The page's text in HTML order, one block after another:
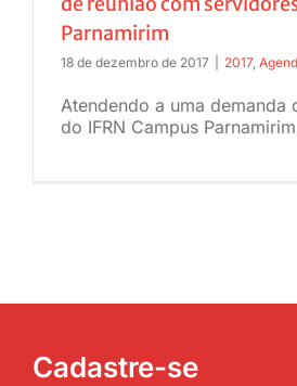
JURÍDICO
CLUBE
Parnamirim
18 de dezembro de 2017 2017,
Atendendo a uma demanda
do IFRN Campus
Cadastre-se